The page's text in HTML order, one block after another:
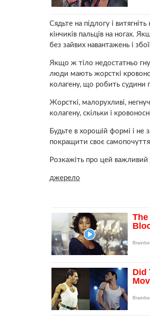
Сядьте на підлогу і
кінчиків пальців на ногах.
без зайвих навантажень і
Якщо ж тіло недостатньо
люди мають жорсткі
колагену, що робить
Жopсткі, малорухливі,
колагену, скільки і
Будьте в хорошій формі і
покращити своє
Розкажіть про цей важливий
джерело